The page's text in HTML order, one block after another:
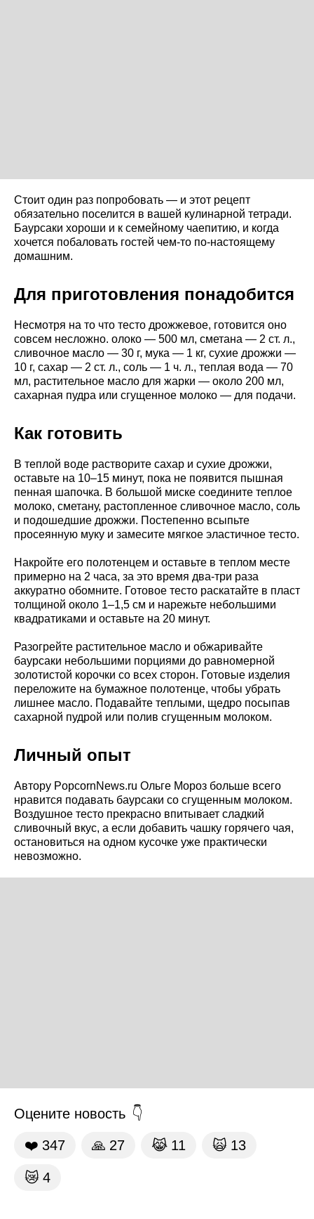
Стоит один раз попробовать — и этот рецепт
обязательно поселится в вашей кулинарной тетради.
Баурсаки хороши и к семейному чаепитию, и когда
хочется побаловать гостей чем-то по-настоящему
домашним.
Для приготовления понадобится
Несмотря на то что тесто дрожжевое, готовится оно
совсем несложно. олоко — 500 мл, сметана — 2 ст. л.,
сливочное масло — 30 г, мука — 1 кг, сухие дрожжи —
10 г, сахар — 2 ст. л., соль — 1 ч. л., теплая вода — 70
мл, растительное масло для жарки — около 200 мл,
сахарная пудра или сгущенное молоко — для подачи.
Как готовить
В теплой воде растворите сахар и сухие дрожжи,
оставьте на 10–15 минут, пока не появится пышная
пенная шапочка. В большой миске соедините теплое
молоко, сметану, растопленное сливочное масло, соль
и подошедшие дрожжи. Постепенно всыпьте
просеянную муку и замесите мягкое эластичное тесто.
Накройте его полотенцем и оставьте в теплом месте
примерно на 2 часа, за это время два-три раза
аккуратно обомните. Готовое тесто раскатайте в пласт
толщиной около 1–1,5 см и нарежьте небольшими
квадратиками и оставьте на 20 минут.
Разогрейте растительное масло и обжаривайте
баурсаки небольшими порциями до равномерной
золотистой корочки со всех сторон. Готовые изделия
переложите на бумажное полотенце, чтобы убрать
лишнее масло. Подавайте теплыми, щедро посыпав
сахарной пудрой или полив сгущенным молоком.
Личный опыт
Автору PopcornNews.ru Ольге Мороз больше всего
нравится подавать баурсаки со сгущенным молоком.
Воздушное тесто прекрасно впитывает сладкий
сливочный вкус, а если добавить чашку горячего чая,
остановиться на одном кусочке уже практически
невозможно.
Оцените новость
❤️ 347 🙏 27 😹 11 🙀 13
😿 4